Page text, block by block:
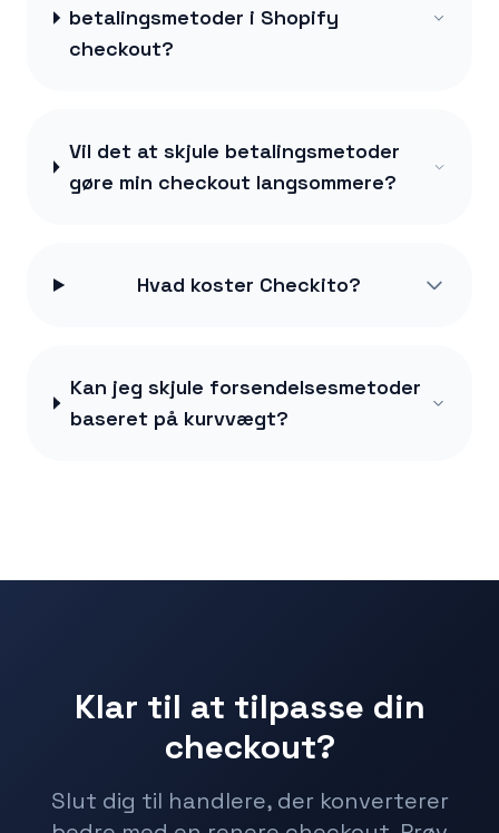
betalingsmetoder i Shopify
checkout?
Vil det at skjule betalingsmetoder
gøre min checkout langsommere?
Hvad koster Checkito?
Kan jeg skjule forsendelsesmetoder
baseret på kurvvægt?
Klar til at tilpasse din
checkout?
Slut dig til handlere, der konverterer